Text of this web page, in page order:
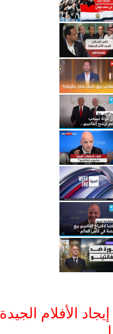
الأفلام الجيدة